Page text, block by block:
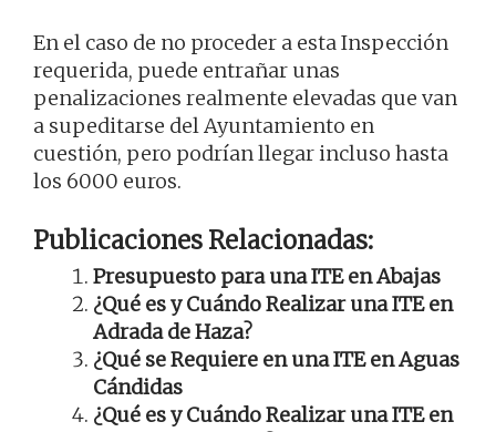
En el caso de no proceder a esta Inspección
requerida, puede entrañar unas
penalizaciones realmente elevadas que van
a supeditarse del Ayuntamiento en
cuestión, pero podrían llegar incluso hasta
los 6000 euros.
Publicaciones Relacionadas:
Presupuesto para una ITE en Abajas
¿Qué es y Cuándo Realizar una ITE en
Adrada de Haza?
¿Qué se Requiere en una ITE en Aguas
Cándidas
¿Qué es y Cuándo Realizar una ITE en